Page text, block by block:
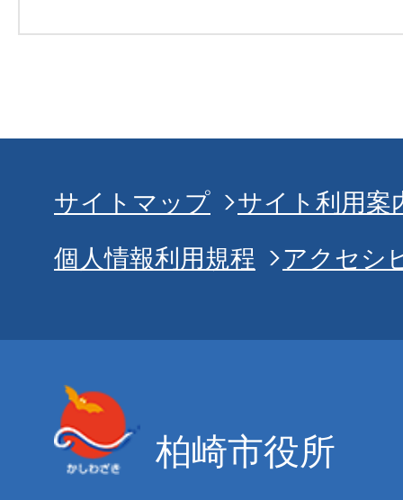
サイトマップ
サイト利用案
個人情報利用規程
アクセシ
柏崎市役所